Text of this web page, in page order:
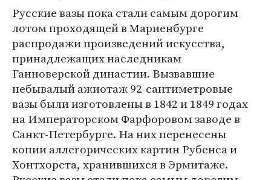
Русские вазы пока стали самым дорогим
лотом проходящей в Мариенбурге
распродажи произведений искусства,
принадлежащих наследникам
Ганноверской династии. Вызвавшие
небывалый ажиотаж 92-сантиметровые
вазы были изготовлены в 1842 и 1849 годах
на Императорском Фарфоровом заводе в
Санкт-Петербурге. На них перенесены
копии аллегорических картин Рубенса и
Хонтхорста, хранившихся в Эрмитаже.